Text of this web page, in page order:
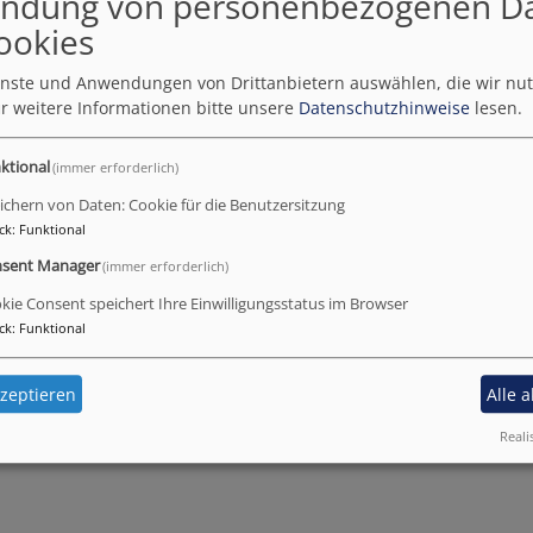
bekannte und unbekannte Lieder singen und
bis 16:15 Uhr im Kapitelsaal.
eingeladen! Weitere Infos gibt es bei Kantorin Stefanie
, Telefon: 1297)
und Anwendungen von Drittanbietern auswählen, die wir
weitere Informationen bitte unsere Datenschutzhinweise lesen.
(immer erforderlich)
von Daten: Cookie für die Benutzersitzung
: Funktional
Manager(immer erforderlich)
Consent speichert Ihre Einwilligungsstatus im Browser
: Funktional
Alle